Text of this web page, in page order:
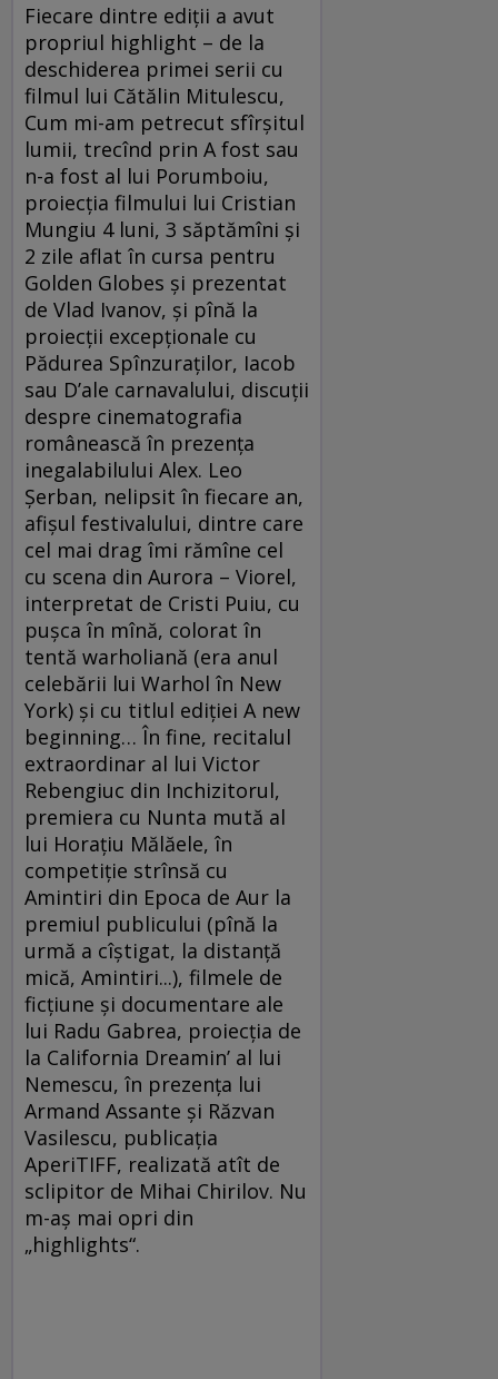
Fiecare dintre ediţii a avut
propriul highlight – de la
deschiderea primei serii cu
filmul lui Cătălin Mitulescu,
Cum mi-am petrecut sfîrşitul
lumii, trecînd prin A fost sau
n-a fost al lui Porumboiu,
proiecţia filmului lui Cristian
Mungiu 4 luni, 3 săptămîni şi
2 zile aflat în cursa pentru
Golden Globes şi prezentat
de Vlad Ivanov, şi pînă la
proiecţii excepţionale cu
Pădurea Spînzuraţilor, Iacob
sau D’ale carnavalului, discuţii
despre cinematografia
românească în prezenţa
inegalabilului Alex. Leo
Şerban, nelipsit în fiecare an,
afişul festivalului, dintre care
cel mai drag îmi rămîne cel
cu scena din Aurora – Viorel,
interpretat de Cristi Puiu, cu
puşca în mînă, colorat în
tentă warholiană (era anul
celebării lui Warhol în New
York) şi cu titlul ediţiei A new
beginning… În fine, recitalul
extraordinar al lui Victor
Rebengiuc din Inchizitorul,
premiera cu Nunta mută al
lui Horaţiu Mălăele, în
competiţie strînsă cu
Amintiri din Epoca de Aur la
premiul publicului (pînă la
urmă a cîştigat, la distanţă
mică, Amintiri...), filmele de
ficţiune şi documentare ale
lui Radu Gabrea, proiecţia de
la California Dreamin’ al lui
Nemescu, în prezenţa lui
Armand Assante şi Răzvan
Vasilescu, publicaţia
AperiTIFF, realizată atît de
sclipitor de Mihai Chirilov. Nu
m-aş mai opri din
„highlights“.